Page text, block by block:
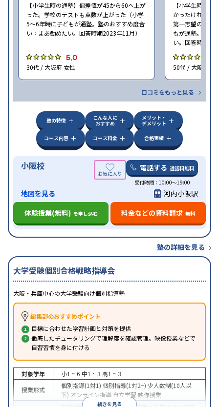
【小学生時の通塾】偏差値が45から60へ上が
った。学校のテストも点数が上がった（小学
5〜6年時に子どもが通塾。塾のおすすめ度合
い：まあ勧めたい。回答時期2023年11月）
5.0
30代 / 大阪府 女性
【小学生時の通
かったけれど、
第一志望の学校
もが通塾。塾の
い。回答時期
50代 / 大阪府 女
口コミをもっと見る
塾の特徴
こんな人に
おすすめ
メリット・
デメリット
コース内容
コース料金 合格実績
小阪校 電話する 通話料無料
受付時間：10:00～19:00
地図を見る
河内小阪駅
体験授業(無料) を申し込む 料金などの資料請求 無料
塾の詳細を見る
大学受験個別合格戦略指導会
大阪・兵庫中心の大学受験向け個別指導塾
編集部のおすすめポイント
目標に合わせた学習計画と対策を提供
徹底したチュータリングで理解度を確認管理。映像授業などで
自習習慣を身に付ける
続きを見る
対象学年 小1 ~ 6 中1 ~ 3 高1 ~ 3
授業形式
個別指導(1対1) 個別指導(1対2~) 少人数制(10人以
下) オンライン指導 自立学習 映像授業